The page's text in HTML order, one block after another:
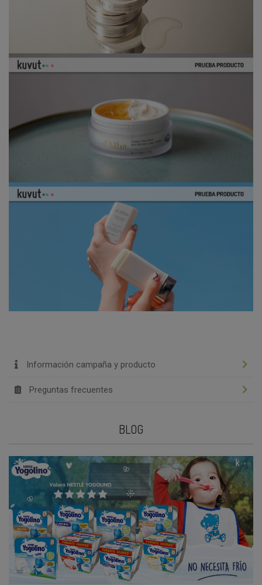
Información campaña y producto
Preguntas frecuentes
BLOG